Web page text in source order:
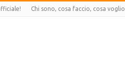
Chi sono, cosa faccio, cosa voglio